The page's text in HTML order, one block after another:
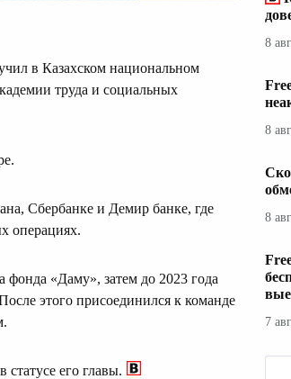
в Казахском национальном
труда и социальных
Сбербанке и Демир банке, где
операциях.
«Даму», затем до 2023 года
этого присоединился к команде
его главы.
8
8
8
7